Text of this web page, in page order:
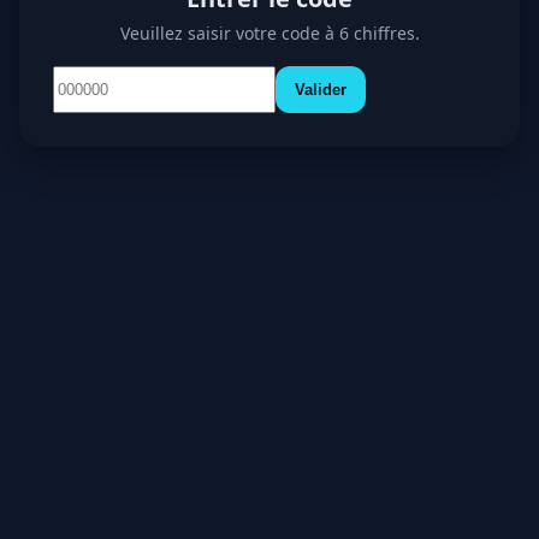
Veuillez saisir votre code à 6 chiffres.
Valider